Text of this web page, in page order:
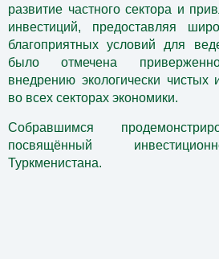
развитие частного сектора и
инвестиций, предоставляя
благоприятных условий для
было отмечена
внедрению экологически чистых
во всех секторах экономики.
Собравшимся
посвящённый
Туркменистана.